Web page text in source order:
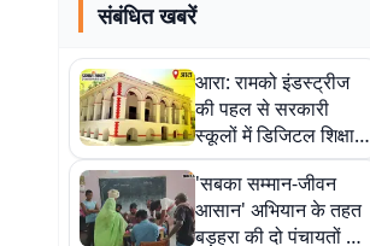
संबंधित खबरें
आरा: रामको इंडस्ट्रीज
की पहल से सरकारी
स्कूलों में डिजिटल शिक्षा
को मिला बढ़ावा, 11
विद्यालयों को मिले कंप्यूटर
'सबका सम्मान-जीवन
आसान' अभियान के तहत
बड़हरा की दो पंचायतों में